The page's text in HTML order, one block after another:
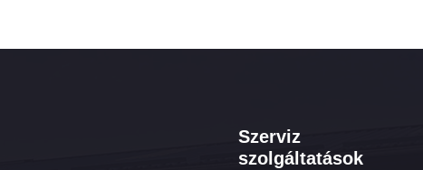
Szerviz
szolgáltatások